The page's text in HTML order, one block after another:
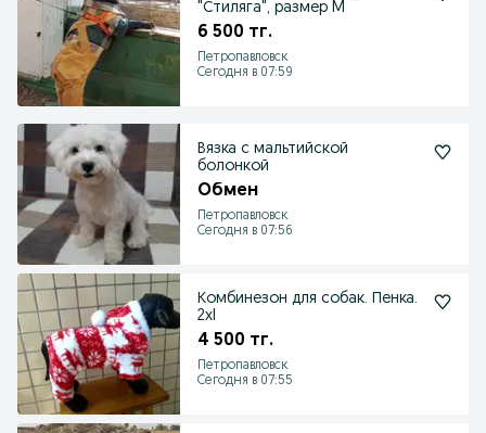
"Стиляга", размер M
6 500 тг.
Петропавловск
Сегодня в 07:59
Вязка с мальтийской
болонкой
Обмен
Петропавловск
Сегодня в 07:56
Комбинезон для собак. Пенка.
2xl
4 500 тг.
Петропавловск
Сегодня в 07:55